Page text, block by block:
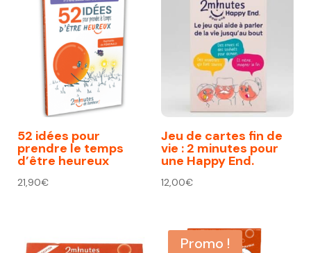
52 idées pour
prendre le temps
d’être heureux
21,90€
Jeu de cartes fin de
vie : 2 minutes pour
une Happy End.
12,00€
Promo !